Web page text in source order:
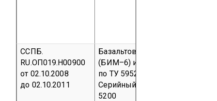
ССПБ.
RU.ОП019.Н00900
от 02.10.2008
до 02.10.2011
Базальтовый иглопробивной
(БИМ–6) изготовленный
по ТУ 5952-006-13307094-07
Серийный выпуск
5200